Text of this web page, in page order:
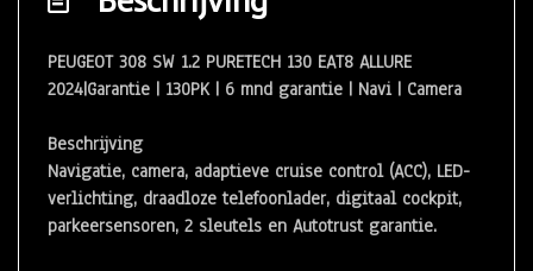
Multimedia scherm standaard
Passagiersairbag
Rondomzicht camera
Volledig digitaal instrumentenpaneel
Zij airbag(s) voor
PEUGEOT 308 SW 1.2 PURETECH 130 EAT8 ALLURE
2024|Garantie | 130PK | 6 mnd garantie | Navi | Camera
Beschrijving
Navigatie, camera, adaptieve cruise control (ACC), LED-
verlichting, draadloze telefoonlader, digitaal cockpit,
parkeersensoren, 2 sleutels en Autotrust garantie.